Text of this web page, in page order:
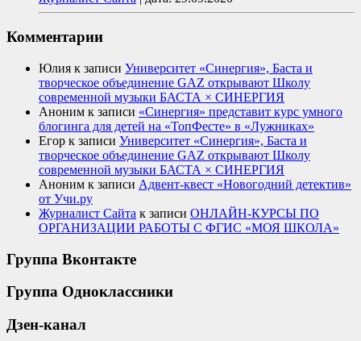
Комментарии
Юлия к записи Университет «Синергия», Баста и
творческое объединение GAZ открывают Школу
современной музыки БАСТА × СИНЕРГИЯ
Аноним к записи «Синергия» представит курс умного
блогинга для детей на «ТопФесте» в «Лужниках»
Егор к записи Университет «Синергия», Баста и
творческое объединение GAZ открывают Школу
современной музыки БАСТА × СИНЕРГИЯ
Аноним к записи Адвент-квест «Новогодний детектив»
от Учи.ру
Журналист Сайта к записи ОНЛАЙН-КУРСЫ ПО
ОРГАНИЗАЦИИ РАБОТЫ С ФГИС «МОЯ ШКОЛА»
Группа Вконтакте
Группа Одноклассники
Дзен-канал